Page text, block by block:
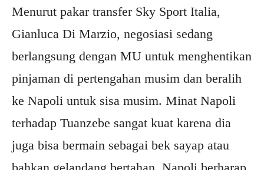
Menurut pakar transfer Sky Sport Italia,
Gianluca Di Marzio, negosiasi sedang
berlangsung dengan MU untuk menghentikan
pinjaman di pertengahan musim dan beralih
ke Napoli untuk sisa musim. Minat Napoli
terhadap Tuanzebe sangat kuat karena dia
juga bisa bermain sebagai bek sayap atau
bahkan gelandang bertahan. Napoli berharap